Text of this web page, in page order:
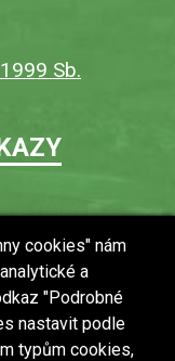
Sb.
(GDPR)
cookies" nám
a
"Podrobné
nastavit podle
typům cookies,